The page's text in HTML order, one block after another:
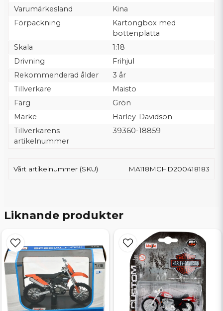
Varumärkesland
Kina
Förpackning
Kartongbox med
bottenplatta
Skala
1:18
Drivning
Frihjul
Rekommenderad ålder
3 år
Tillverkare
Maisto
Färg
Grön
Märke
Harley-Davidson
Tillverkarens
artikelnummer
39360-18859
Vårt artikelnummer (SKU) MA118MCHD200418183
Liknande produkter